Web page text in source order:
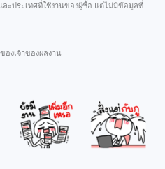
ะประเทศที่ใช้งานของผู้ซื้อ แต่ไม่มีข้อมูลที่
องเจ้าของผลงาน